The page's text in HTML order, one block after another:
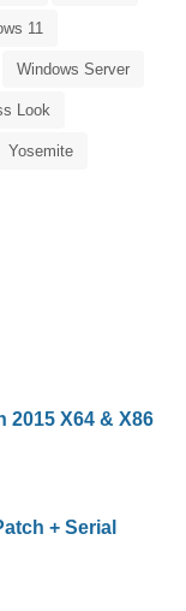
11
Windows Server
Look
Yosemite
2015 X64 & X86
+ Serial